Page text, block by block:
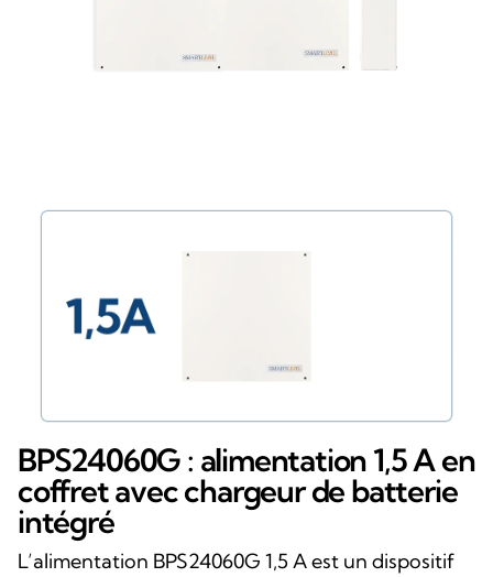
BPS24060G : alimentation 1,5 A en
coffret avec chargeur de batterie
intégré
L’alimentation BPS24060G 1,5 A est un dispositif